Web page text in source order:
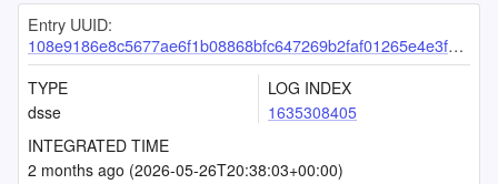
Entry UUID:
108e9186e8c5677ae6f1b08868bfc647269b2faf01265e4e3f54cd6902dab2ed10d87497ec496f0b
TYPE
dsse
LOG INDEX
1635308405
INTEGRATED TIME
2 months ago (2026-05-26T20:38:03+00:00)